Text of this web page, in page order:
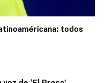
todos